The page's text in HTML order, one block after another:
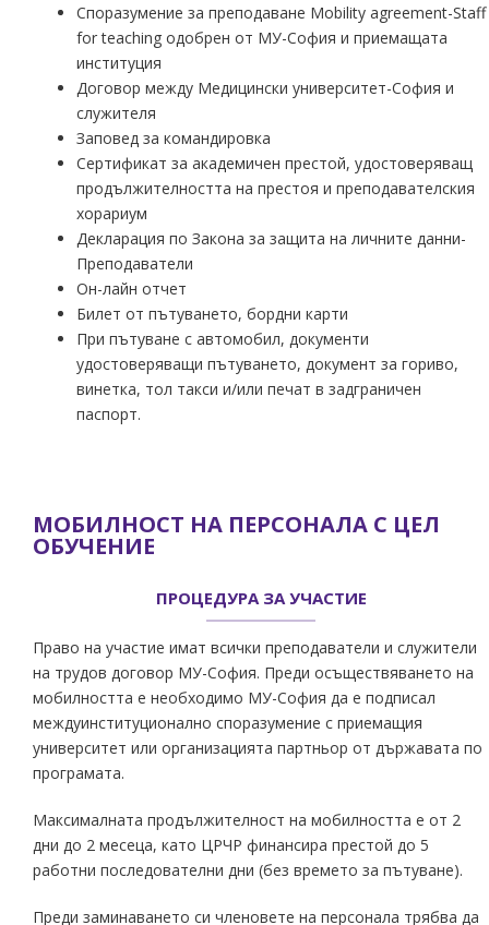
Споразумение за преподаване Мobility agreement-Staff
for teaching одобрен от МУ-София и приемащата
институция
Договор между Медицински университет-София и
служителя
Заповед за командировка
Сертификат за академичен престой, удостоверяващ
продължителността на престоя и преподавателския
хорариум
Декларация по Закона за защита на личните данни-
Преподаватели
Он-лайн отчет
Билет от пътуването, бордни карти
При пътуване с автомобил, документи
удостоверяващи пътуването, документ за гориво,
винетка, тол такси и/или печат в задграничен
паспорт.
МОБИЛНОСТ НА ПЕРСОНАЛА С ЦЕЛ
ОБУЧЕНИЕ
ПРОЦЕДУРА ЗА УЧАСТИЕ
Право на участие имат всички преподаватели и служители
на трудов договор МУ-София. Преди осъществяването на
мобилността е необходимо МУ-София да е подписал
междуинституционално споразумение с приемащия
университет или организацията партньор от държавата по
програмата.
Максималната продължителност на мобилността е от 2
дни до 2 месеца, като ЦРЧР финансира престой до 5
работни последователни дни (без времето за пътуване).
Преди заминаването си членовете на персонала трябва да